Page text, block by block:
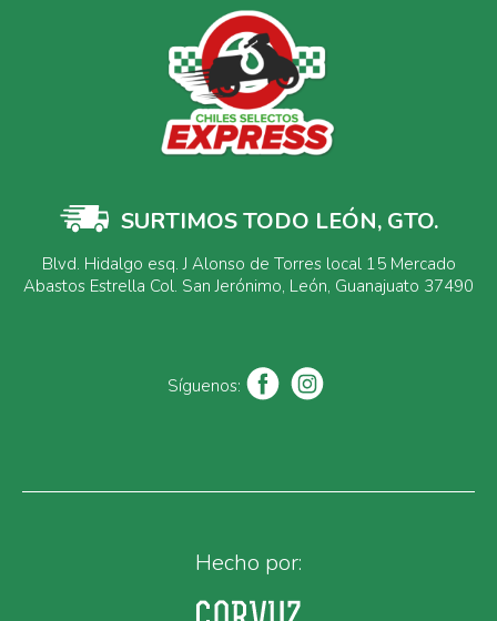
SURTIMOS TODO LEÓN, GTO.
Blvd. Hidalgo esq. J Alonso de Torres local 15 Mercado
Abastos Estrella Col. San Jerónimo, León, Guanajuato 37490
Síguenos:
Hecho por: